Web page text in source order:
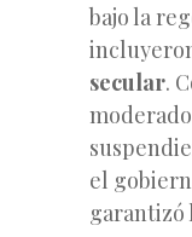
bajo la
secular.
el
garantizó